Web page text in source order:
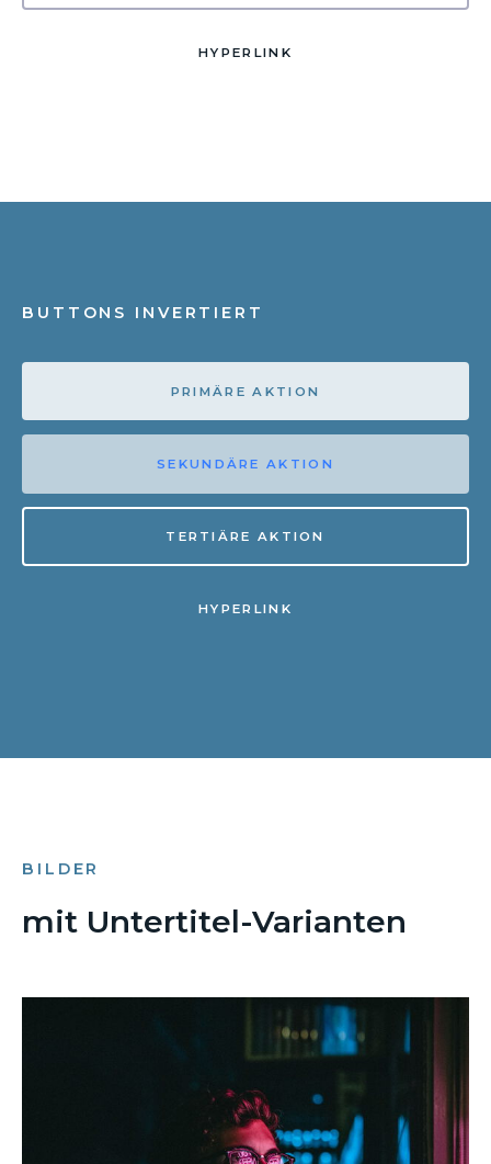
HYPERLINK
BUTTONS INVERTIERT
PRIMÄRE AKTION
SEKUNDÄRE AKTION
TERTIÄRE AKTION
HYPERLINK
BILDER
mit Untertitel-Varianten